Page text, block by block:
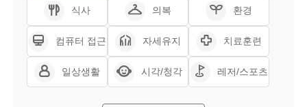
식사 의복 환경
컴퓨터 접근 자세유지 치료훈련
일상생활 시각/청각 레저/스포츠